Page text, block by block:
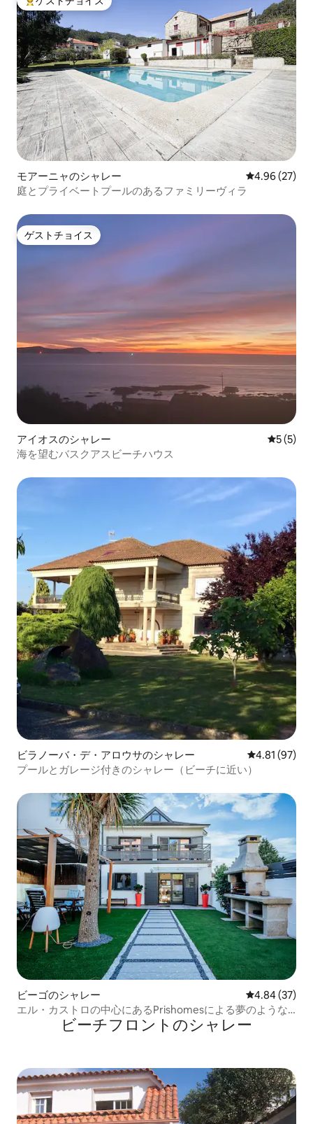
大好評のゲストチョイスです。
モアーニャのシャレー レビュー27
4.96 (27)
庭とプライベートプールのあるファミリーヴィラ
ゲストチョイス
ゲストチョイス
アイオスのシャレー レビュー
5 (5)
海を望むバスクアスビーチハウス
ビラノーバ・デ・アロウサのシャレー レビュー97
4.81 (97)
プールとガレージ付きのシャレー（ビーチに近い）
ビーゴのシャレー レビュー37
4.84 (37)
エル・カストロの中心にあるPrishomesによる夢のような
ビーチフロントのシャレー